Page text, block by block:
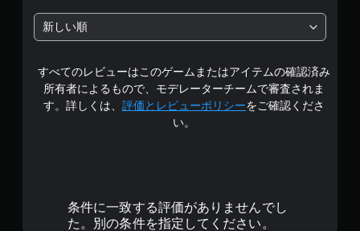
の
3
.
7
新しい順
すべてのレビューはこのゲームまたはアイテムの確認済み
所有者によるもので、モデレーターチームで審査されま
す。詳しくは、 評価とレビューポリシーをご確認くださ
い。
条件に一致する評価がありませんでし
た。別の条件を指定してください。